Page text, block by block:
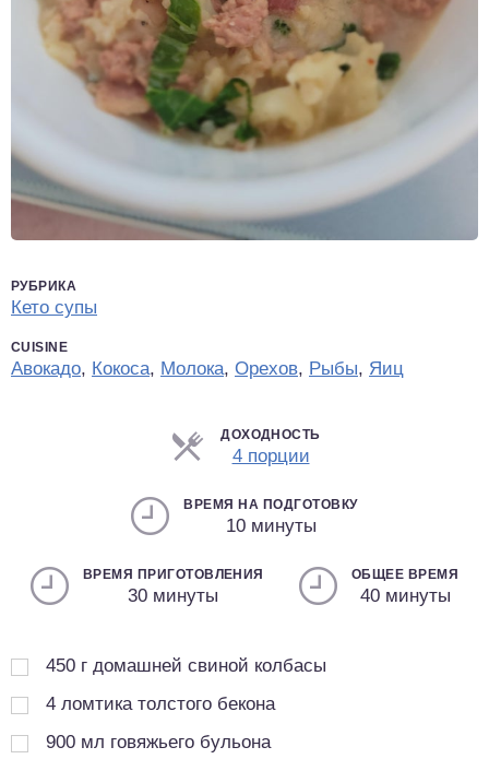
РУБРИКА
Кето супы
CUISINE
Авокадо, Кокоса, Молока, Орехов, Рыбы, Яиц
ДОХОДНОСТЬ
4 порцииПорции
ВРЕМЯ НА ПОДГОТОВКУ
10 минуты
ВРЕМЯ ПРИГОТОВЛЕНИЯ
30 минуты
ОБЩЕЕ ВРЕМЯ
40 минуты
450 г домашней свиной колбасы
4 ломтика толстого бекона
900 мл говяжьего бульона